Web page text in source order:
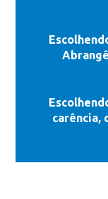
carência,